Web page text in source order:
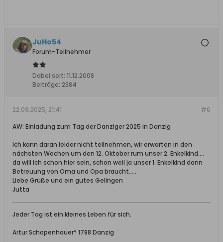
JuHo54
Forum-Teilnehmer
Dabei seit: 11.12.2008
Beiträge: 2384
#6
22.09.2025, 21:41
AW: Einladung zum Tag der Danziger 2025 in Danzig
Ich kann daran leider nicht teilnehmen, wir erwarten in den
nächsten Wochen um den 12. Oktober rum unser 2. Enkelkind....
da will ich schon hier sein, schon weil ja unser 1. Enkelkind dann
Betreuung von Oma und Opa braucht.....
Liebe Grüße und ein gutes Gelingen
Jutta
Jeder Tag ist ein kleines Leben für sich.
Artur Schopenhauer* 1788 Danzig